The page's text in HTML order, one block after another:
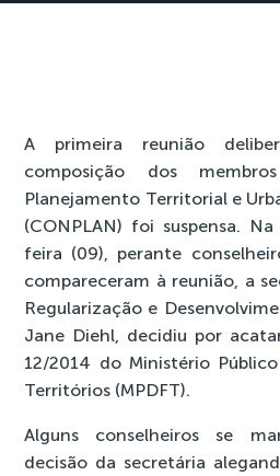
A primeira reunião
composição dos
Planejamento Territorial e
(CONPLAN) foi suspensa.
feira (09), perante
compareceram à reunião, a
Regularização e
Jane Diehl, decidiu por
12/2014 do Ministério
Territórios (MPDFT).
Alguns conselheiros se
decisão da secretária